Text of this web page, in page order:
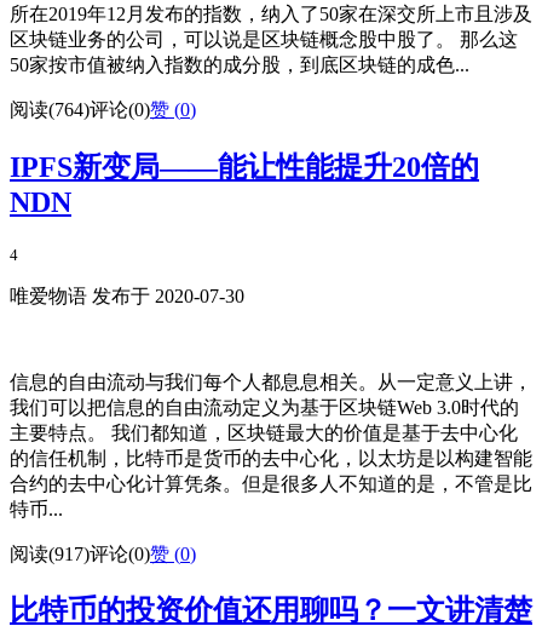
所在2019年12月发布的指数，纳入了50家在深交所上市且涉及
区块链业务的公司，可以说是区块链概念股中股了。 那么这
50家按市值被纳入指数的成分股，到底区块链的成色...
阅读(764)评论(0)赞 (0)
IPFS新变局——能让性能提升20倍的
NDN
4
唯爱物语 发布于 2020-07-30
信息的自由流动与我们每个人都息息相关。从一定意义上讲，
我们可以把信息的自由流动定义为基于区块链Web 3.0时代的
主要特点。 我们都知道，区块链最大的价值是基于去中心化
的信任机制，比特币是货币的去中心化，以太坊是以构建智能
合约的去中心化计算凭条。但是很多人不知道的是，不管是比
特币...
阅读(917)评论(0)赞 (0)
比特币的投资价值还用聊吗？一文讲清楚